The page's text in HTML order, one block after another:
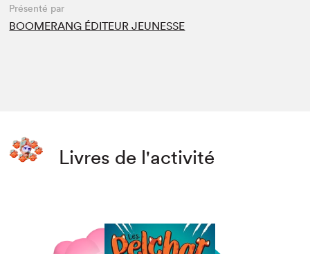
Présenté par
BOOMERANG ÉDITEUR JEUNESSE
Livres de l'activité